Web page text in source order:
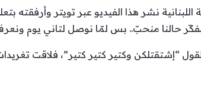
نشر هذا الفيديو عبر تويتر
حالنا منحبّ.. بس لمّا نوصل لتاني يوم
“إشتقتلكن وكتير كتير كتير”، فلاقت تغريدات